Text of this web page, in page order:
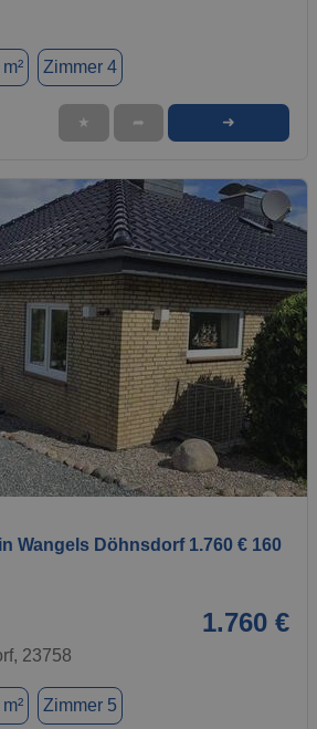
Zimmer 4
★ ➦ ➜
1 / 1
Wangels Döhnsdorf 1.760 € 160
1.760 €
23758
Zimmer 5